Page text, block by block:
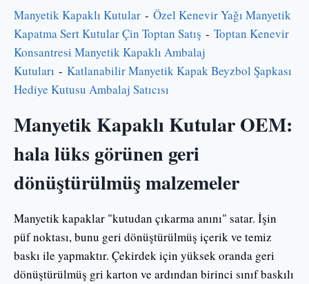
Manyetik Kapaklı Kutular - Özel Kenevir Yağı Manyetik
Kapatma Sert Kutular Çin Toptan Satış - Toptan Kenevir
Konsantresi Manyetik Kapaklı Ambalaj
Kutuları - Katlanabilir Manyetik Kapak Beyzbol Şapkası
Hediye Kutusu Ambalaj Satıcısı
Manyetik Kapaklı Kutular OEM:
hala lüks görünen geri
dönüştürülmüş malzemeler
Manyetik kapaklar "kutudan çıkarma anını" satar. İşin
püf noktası, bunu geri dönüştürülmüş içerik ve temiz
baskı ile yapmaktır. Çekirdek için yüksek oranda geri
dönüştürülmüş gri karton ve ardından birinci sınıf baskılı